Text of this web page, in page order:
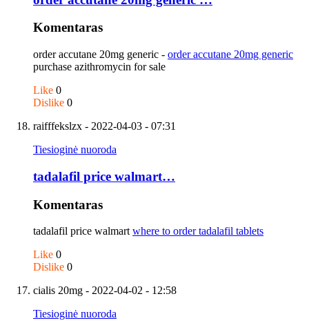
Komentaras
order accutane 20mg generic - order accutane 20mg generic
purchase azithromycin for sale
Like 0
Dislike 0
raifffekslzx - 2022-04-03 - 07:31
Tiesioginė nuoroda
tadalafil price walmart…
Komentaras
tadalafil price walmart where to order tadalafil tablets
Like 0
Dislike 0
cialis 20mg - 2022-04-02 - 12:58
Tiesioginė nuoroda